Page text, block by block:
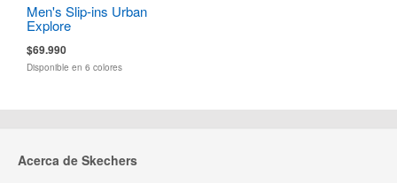
Men's Slip-ins Urban
Explore
$69.990
Disponible en 6 colores
Acerca de Skechers